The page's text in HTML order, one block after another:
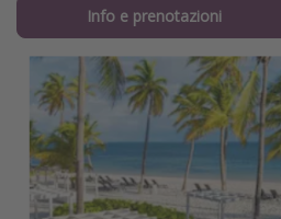
Info e prenotazioni